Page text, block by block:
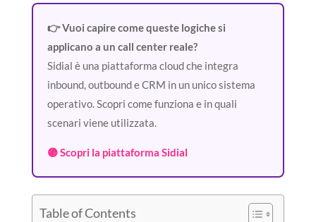
👉 Vuoi capire come queste logiche si
applicano a un call center reale?
Sidial è una piattaforma cloud che integra
inbound, outbound e CRM in un unico sistema
operativo. Scopri come funziona e in quali
scenari viene utilizzata.
🟣 Scopri la piattaforma Sidial
Table of Contents